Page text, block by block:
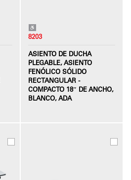
8203
ASIENTO DE DUCHA
PLEGABLE, ASIENTO
FENÓLICO SÓLIDO
RECTANGULAR -
COMPACTO 18″ DE ANCHO,
BLANCO, ADA